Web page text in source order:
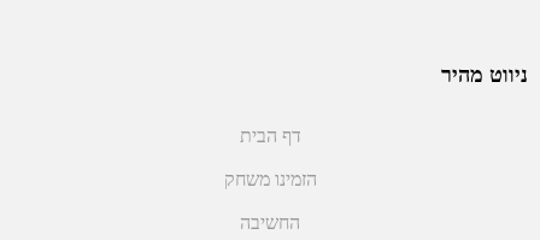
ניווט מהיר
דף הבית
הזמינו משחק
החשיבה